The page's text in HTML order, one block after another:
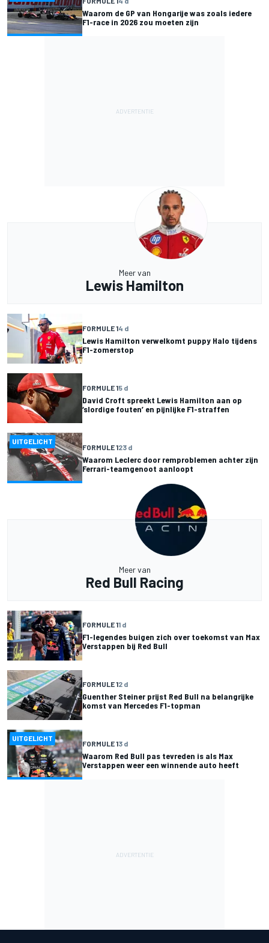
Waarom de GP van Hongarije was zoals iedere
F1-race in 2026 zou moeten zijn
Meer van
Lewis Hamilton
FORMULE 14 d
Lewis Hamilton verwelkomt puppy Halo tijdens
F1-zomerstop
FORMULE 15 d
David Croft spreekt Lewis Hamilton aan op
‘slordige fouten’ en pijnlijke F1-straffen
UITGELICHT
FORMULE 123 d
Waarom Leclerc door remproblemen achter zijn
Ferrari-teamgenoot aanloopt
Meer van
Red Bull Racing
FORMULE 11 d
F1-legendes buigen zich over toekomst van Max
Verstappen bij Red Bull
FORMULE 12 d
Guenther Steiner prijst Red Bull na belangrijke
komst van Mercedes F1-topman
UITGELICHT
FORMULE 13 d
Waarom Red Bull pas tevreden is als Max
Verstappen weer een winnende auto heeft